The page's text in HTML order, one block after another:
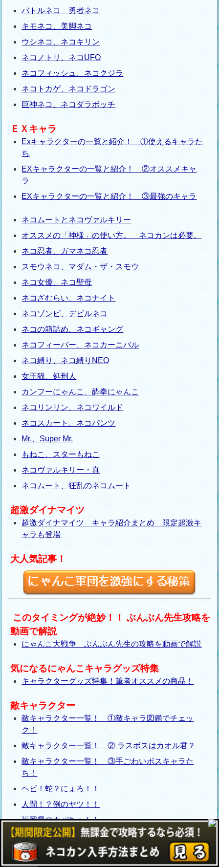
バトルネコ 勇者ネコ
キモネコ、美脚ネコ
ウシネコ、ネコキリン
ネコノトリ、ネコUFO
ネコフィッシュ、ネコクジラ
ネコトカゲ、ネコドラゴン
巨神ネコ、ネコダラボッチ
ＥＸキャラ
Exキャラクターの一覧と紹介！ ①使えるキャラた
ち
EXキャラクターの一覧と紹介！ ②オススメキャ
ラ
EXキャラクターの一覧と紹介！ ③最強のキャラ
ネコムートとネコヴァルキリー
オススメの「神様」の使い方。 ネコカンは必要。
ネコ忍者、ガマネコ忍者
スモウネコ、マダム・ザ・スモウ
ネコ女優、ネコ聖母
ネコざむらい、ネコナイト
ネコゾンビ、デビルネコ
ネコの箱詰め、ネコギャング
ネコフィーバー、ネコカーニバル
ネコ縛り、ネコ縛りNEO
女王猫、処刑人
カンフーにゃんこ、酔拳にゃんこ
ネコリンリン、ネコワイルド
ネコスカート、ネコパンツ
Mr.、Super Mr.
もねこ、スターもねこ
ネコヴァルキリー・真
ネコムート、狂乱のネコムート
超激ダイナマイツ
超激ダイナマイツ キャラ紹介まとめ 限定超激キ
ャラも登場
大人気記事！
このタイミングが絶妙！！ ぶんぶん先生攻略を
動画で解説
にゃんこ大戦争 ぶんぶん先生の攻略を動画で解説
気になるにゃんこキャラグッズ特集
キャラクターグッズ特集！筆者オススメの商品！
敵キャラクター
敵キャラクター一覧！ ①敵キャラ図鑑でチェッ
ク！
敵キャラクター一覧！ ② ラスボスはカオル君？
敵キャラクター一覧！ ③手ごわいボスキャラた
ち！
ヘビ！蛇？にょろ！！
人間！？例のヤツ！！
福岡県のカバちゃん！
赤いブタヤロウ！ぶた！豚野郎！
灰色ペンギン！ジャッキーペン！